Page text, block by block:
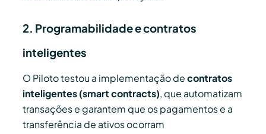
2. Programabilidade e contratos
inteligentes
O Piloto testou a implementação decontratos
inteligentes (smart contracts), que automatizam
transações e garantem que os pagamentos e a
transferência de ativos ocorram